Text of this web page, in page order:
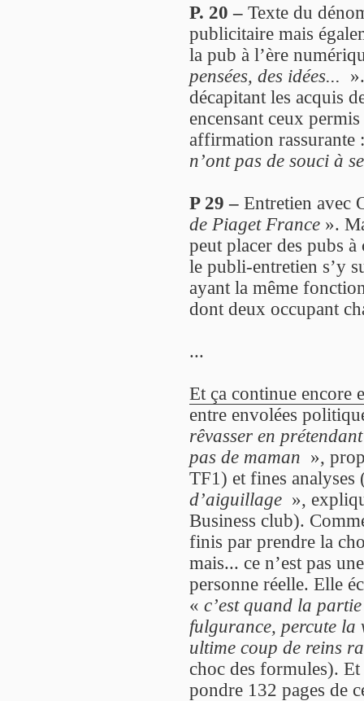
P. 20 – Texte du
publicitaire mais
la pub à l’ère
pensées, des idées...
décapitant les acquis
encensant ceux
affirmation rassurante
n’ont pas de souci à
P 29 – Entretien avec
de Piaget France ».
peut placer des pubs
le publi-entretien s’y
ayant la même
dont deux occupant
...
Et ça continue encore
entre envolées
rêvasser en
pas de maman »,
TF1) et fines
d’aiguillage »,
Business club).
finis par prendre la
mais... ce n’est pas
personne réelle. Elle
« c’est quand la
fulgurance, percute la
ultime coup de reins
choc des formules).
pondre 132 pages de